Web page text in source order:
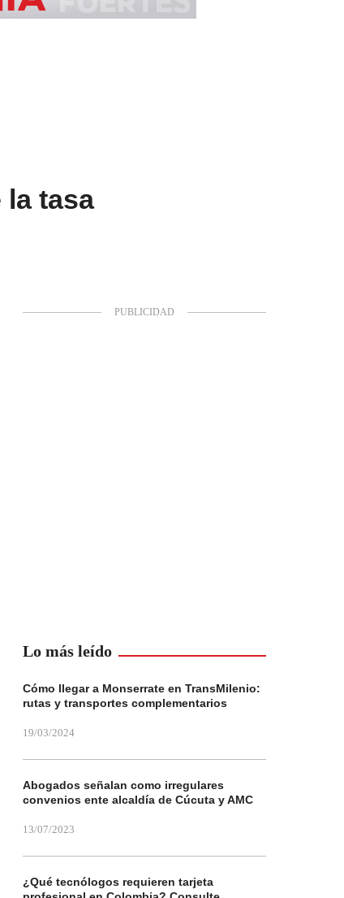
la tasa
Lo más leído
Cómo llegar a Monserrate en TransMilenio:
rutas y transportes complementarios
19/03/2024
Abogados señalan como irregulares
convenios ente alcaldía de Cúcuta y AMC
13/07/2023
¿Qué tecnólogos requieren tarjeta